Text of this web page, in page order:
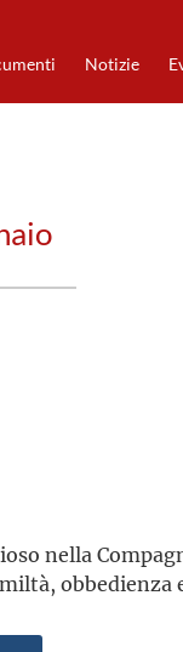
Notizie
nella
obbedienza